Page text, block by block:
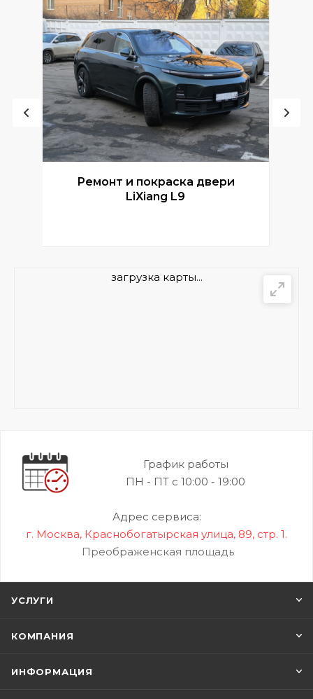
Ремонт и покраска двери
LiXiang L9
загрузка карты...
График работы
ПН - ПТ с 10:00 - 19:00
Адрес сервиса:
г. Москва, Краснобогатырская улица, 89, стр. 1.
Преображенская площадь
УСЛУГИ
КОМПАНИЯ
ИНФОРМАЦИЯ